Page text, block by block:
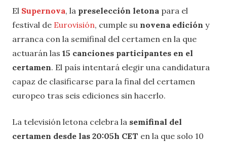
El Supernova, la preselección letona para el
festival de Eurovisión, cumple su novena edición y
arranca con la semifinal del certamen en la que
actuarán las 15 canciones participantes en el
certamen. El país intentará elegir una candidatura
capaz de clasificarse para la final del certamen
europeo tras seis ediciones sin hacerlo.
La televisión letona celebra la semifinal del
certamen desde las 20:05h CET en la que solo 10